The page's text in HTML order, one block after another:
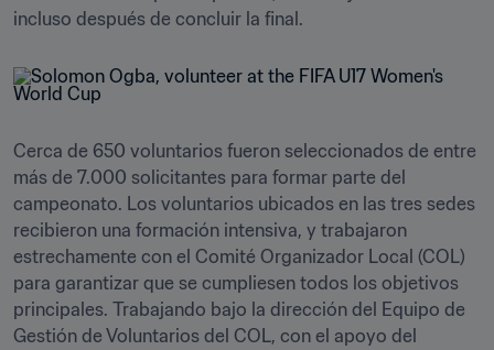
incluso después de concluir la final.
Cerca de 650 voluntarios fueron seleccionados de entre
más de 7.000 solicitantes para formar parte del
campeonato. Los voluntarios ubicados en las tres sedes
recibieron una formación intensiva, y trabajaron
estrechamente con el Comité Organizador Local (COL)
para garantizar que se cumpliesen todos los objetivos
principales. Trabajando bajo la dirección del Equipo de
Gestión de Voluntarios del COL, con el apoyo del